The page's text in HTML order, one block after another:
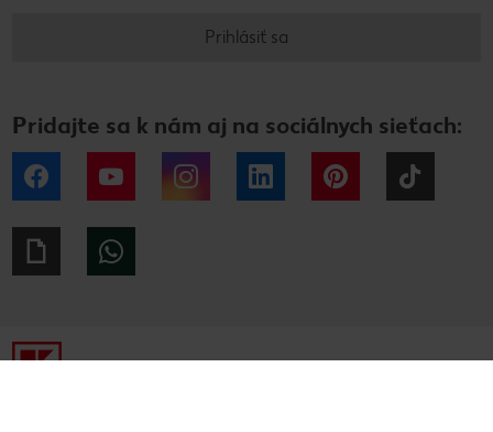
Prihlásiť sa
Pridajte sa k nám aj na sociálnych sieťach:
Facebook YouTube Instagram LinkedIn Pinterest
Giphy